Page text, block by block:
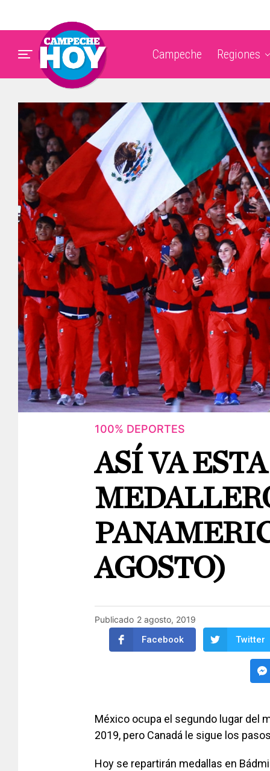
Campeche Regiones
100% DEPORTES
ASÍ VA
AGOSTO)
Publicado 2 agosto, 2019
Facebook Twitter
México ocupa el segundo lugar del
2019, pero Canadá le sigue los
Hoy se repartirán medallas en